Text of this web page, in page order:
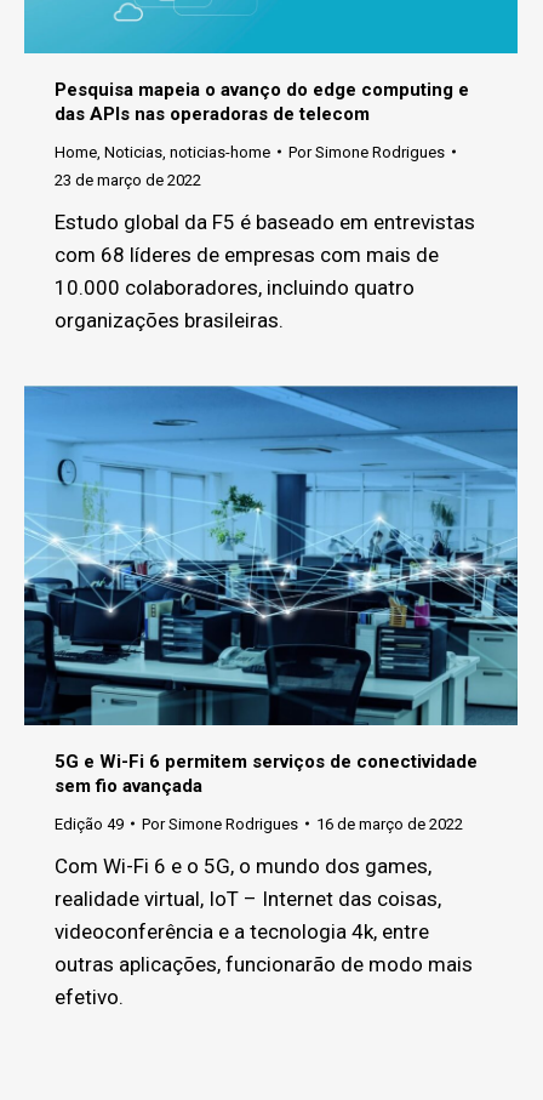
Pesquisa mapeia o avanço do edge computing e
das APIs nas operadoras de telecom
Home Noticias noticias-home PorSimone Rodrigues
23 de março de 2022
Estudo global da F5 é baseado em entrevistas
com 68 líderes de empresas com mais de
10.000 colaboradores, incluindo quatro
organizações brasileiras.
5G e Wi-Fi 6 permitem serviços de conectividade
sem fio avançada
Edição 49 PorSimone Rodrigues 16 de março de 2022
Com Wi-Fi 6 e o 5G, o mundo dos games,
realidade virtual, IoT – Internet das coisas,
videoconferência e a tecnologia 4k, entre
outras aplicações, funcionarão de modo mais
efetivo.